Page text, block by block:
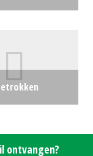
ontvangen?